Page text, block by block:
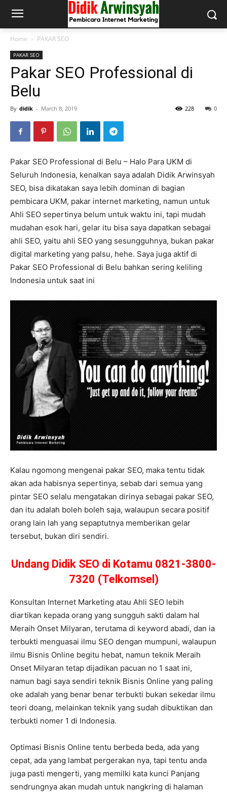
Home PAKAR SEO
PAKAR SEO
Pakar SEO Professional di
Belu
By didik - March 8, 2019 0
228
Pakar SEO Professional di Belu – Halo Para UKM di
Seluruh Indonesia, kenalkan saya adalah Didik Arwinsyah
SEO, bisa dikatakan saya lebih dominan di bagian
pembicara UKM, pakar internet marketing, namun untuk
Ahli SEO sepertinya belum untuk waktu ini, tapi mudah
mudahan esok hari, gelar itu bisa saya dapatkan sebagai
ahli SEO, yaitu ahli SEO yang sesungguhnya, bukan pakar
digital marketing yang palsu, hehe. Saya juga aktif di
Pakar SEO Professional di Belu bahkan sering keliling
Indonesia untuk saat ini
Kalau ngomong mengenai pakar SEO, maka tentu tidak
akan ada habisnya sepertinya, sebab dari semua yang
pintar SEO selalu mengatakan dirinya sebagai pakar SEO,
dan itu adalah boleh boleh saja, walaupun secara positif
orang lain lah yang sepaptutnya memberikan gelar
tersebut, bukan diri sendiri.
Undang Didik SEO di Kotamu 0821-3800-
7320 (Telkomsel)
Konsultan Internet Marketing atau Ahli SEO lebih
diartikan kepada orang yang sungguh sakti dalam hal
Meraih Onset Milyaran, terutama di keyword abadi, dan ia
terbukti menguasai ilmu SEO dengan mumpuni, walaupun
ilmu Bisnis Online begitu hebat, namun teknik Meraih
Onset Milyaran tetap dijadikan pacuan no 1 saat ini,
namun bagi saya sendiri teknik Bisnis Online yang paling
oke adalah yang benar benar terbukti bukan sekedar ilmu
teori doang, melainkan teknik yang sudah dibuktikan dan
terbukti nomer 1 di Indonesia.
Optimasi Bisnis Online tentu berbeda beda, ada yang
cepat, ada yang lambat pergerakan nya, tapi tentu anda
juga pasti mengerti, yang memilki kata kunci Panjang
sendrungnya akan mudah untuk nangkring di halaman